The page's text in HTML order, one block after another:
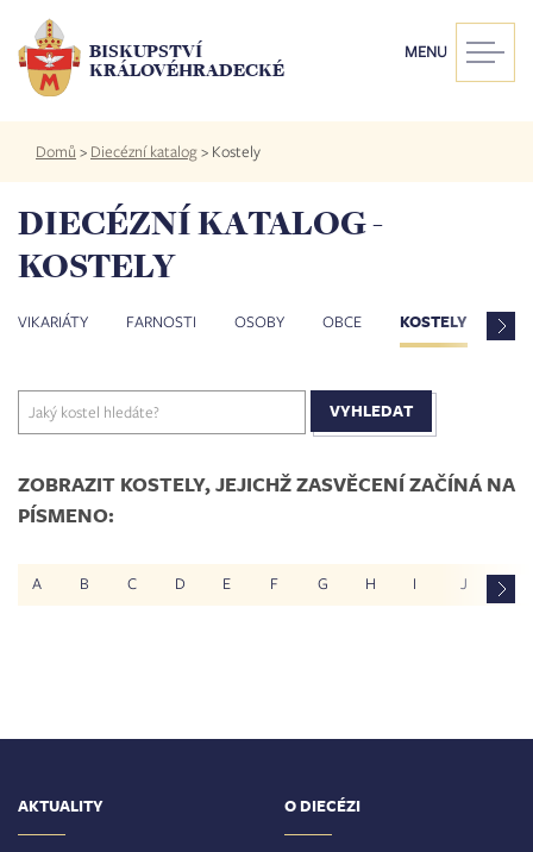
hlavnímu
obsahu
BISKUPSTVÍ
KRÁLOVÉHRADECKÉ
MENU
Drobečková
navigace
Domů > Diecézní katalog> Kostely
DIECÉZNÍ KATALOG -
KOSTELY
VIKARIÁTY FARNOSTI OSOBY OBCE KOSTELY
ZOBRAZIT KOSTELY, JEJICHŽ ZASVĚCENÍ ZAČÍNÁ NA
PÍSMENO:
A B C D E F G H I J
AKTUALITY O DIECÉZI